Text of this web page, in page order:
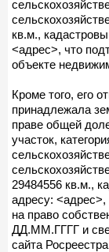
кв.м.,
<адрес>, что
объекте
Кроме того, его
принадлежала
праве общей
участок,
29484556 кв.м.,
адресу:
на право
ДД.ММ.ГГГГ и
сайта